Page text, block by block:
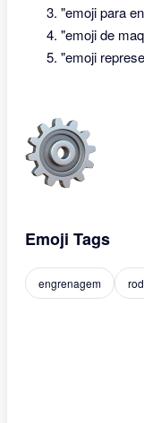
"emoji para
"emoji de
"emoji
Emoji Tags
engrenagem